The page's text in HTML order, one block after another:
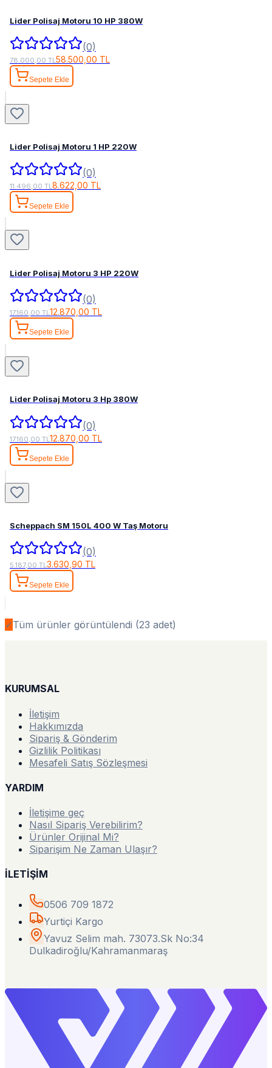
Lider Polisaj Motoru 10 HP 380W
(0)
78.000,00 TL58.500,00 TL
Sepete Ekle
Lider Polisaj Motoru 1 HP 220W
(0)
11.496,00 TL8.622,00 TL
Sepete Ekle
Lider Polisaj Motoru 3 HP 220W
(0)
17.160,00 TL12.870,00 TL
Sepete Ekle
Lider Polisaj Motoru 3 Hp 380W
(0)
17.160,00 TL 12.870,00 TL
Sepete Ekle
Scheppach SM 150L 400 W Taş Motoru
(0)
5.187,00 TL3.630,90 TL
Sepete Ekle
✓Tüm ürünler görüntülendi (23 adet)
KURUMSAL
İletişim
Hakkımızda
Sipariş & Gönderim
Gizlilik Politikası
Mesafeli Satış Sözleşmesi
YARDIM
İletişime geç
Nasıl Sipariş Verebilirim?
Ürünler Orijinal Mi?
Siparişim Ne Zaman Ulaşır?
İLETİŞİM
0506 709 1872
Yurtiçi Kargo
Yavuz Selim mah. 73073.Sk No:34
Dulkadiroğlu/Kahramanmaraş